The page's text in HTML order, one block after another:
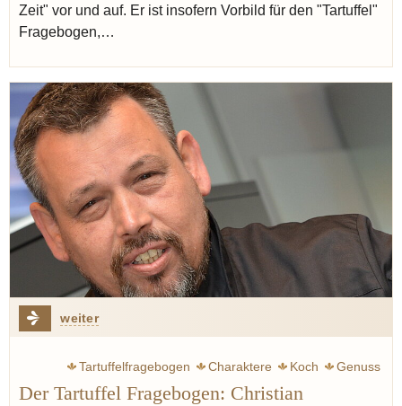
Zeit" vor und auf. Er ist insofern Vorbild für den "Tartuffel"
Fragebogen,…
weiter
Tartuffelfragebogen Charaktere Koch Genuss
Der Tartuffel Fragebogen: Christian